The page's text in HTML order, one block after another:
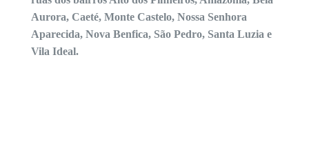
Aurora, Caeté, Monte Castelo, Nossa Senhora
Aparecida, Nova Benfica, São Pedro, Santa Luzia e
Vila Ideal.